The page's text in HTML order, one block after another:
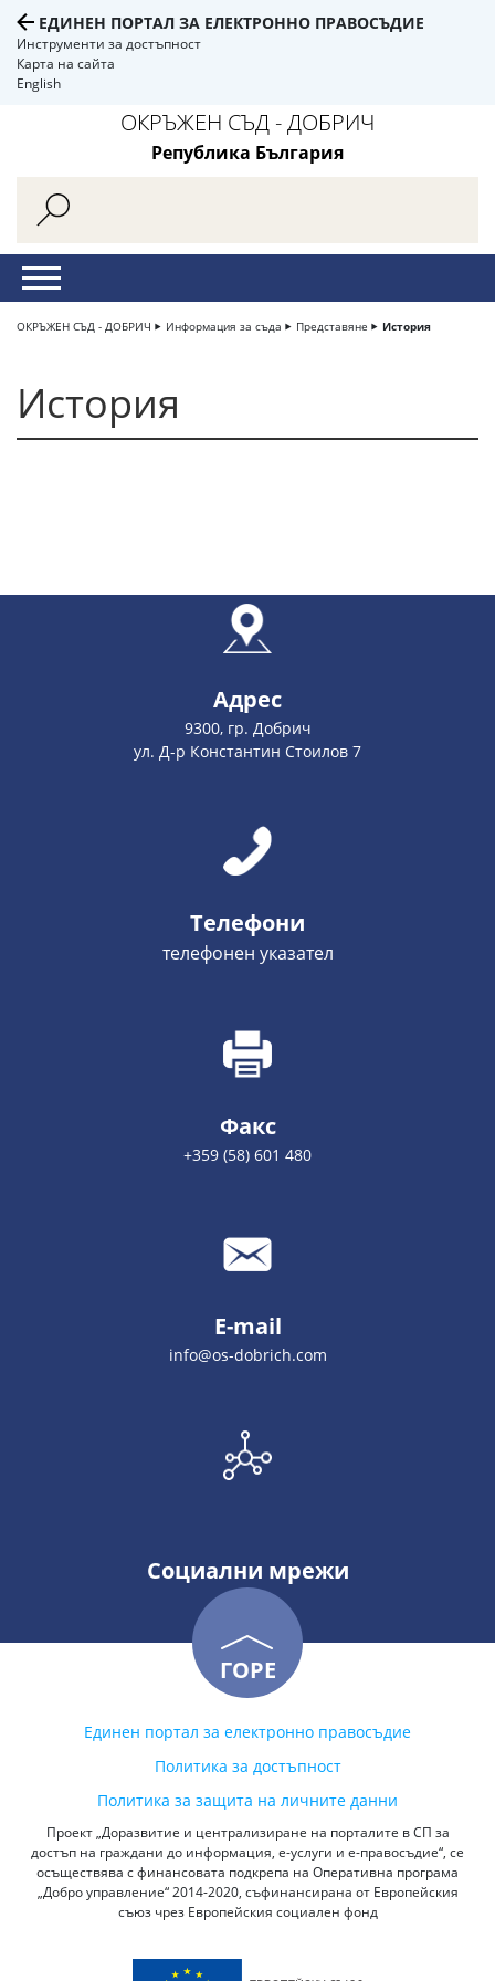
ЕДИНЕН ПОРТАЛ ЗА ЕЛЕКТРОННО ПРАВОСЪДИЕ
Инструменти за достъпност
Карта на сайта
English
ОКРЪЖЕН СЪД - ДОБРИЧ
Република България
ОКРЪЖЕН СЪД - ДОБРИЧ Информация за съда Представяне История
История
Адрес
9300, гр. Добрич
ул. Д-р Константин Стоилов 7
Телефони
телефонен указател
Факс
+359 (58) 601 480
E-mail
info@os-dobrich.com
Социални мрежи
ГОРЕ
Единен портал за електронно правосъдие
Политика за достъпност
Политика за защита на личните данни
Проект „Доразвитие и централизиране на порталите в СП за
достъп на граждани до информация, е-услуги и е-правосъдие“, се
осъществява с финансовата подкрепа на Оперативна програма
„Добро управление“ 2014-2020, съфинансирана от Европейския
съюз чрез Европейския социален фонд